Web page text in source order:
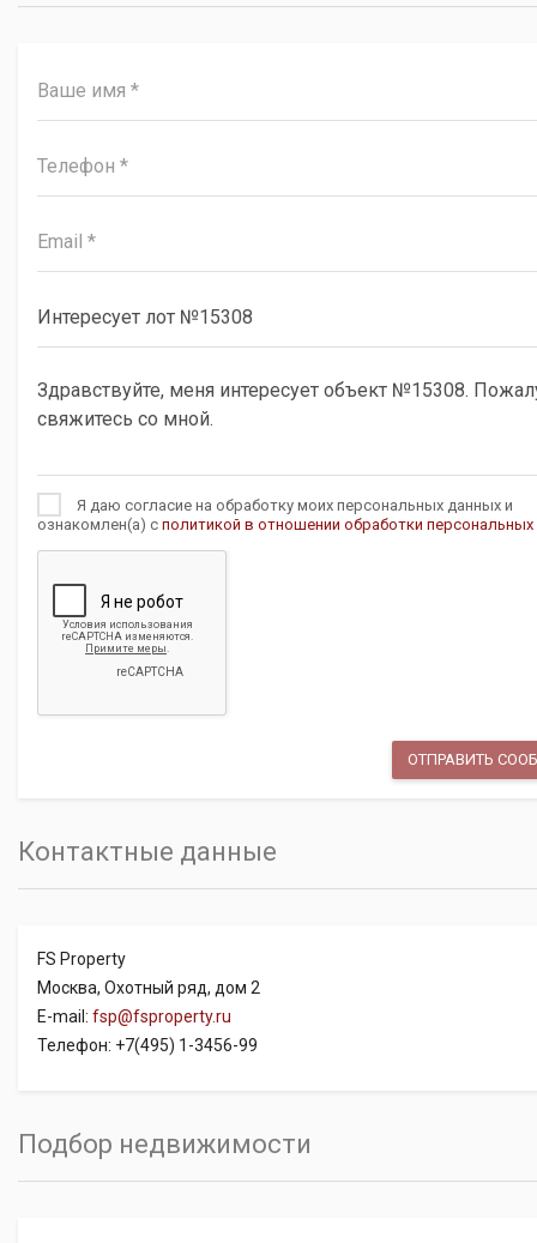
Я даю согласие на обработку моих персональных данных и
ознакомлен(а) с политикой в отношении обработки
Контактные данные
FS Property
Москва, Охотный ряд, дом 2
E-mail: fsp@fsproperty.ru
Телефон: +7(495) 1-3456-99
Подбор недвижимости